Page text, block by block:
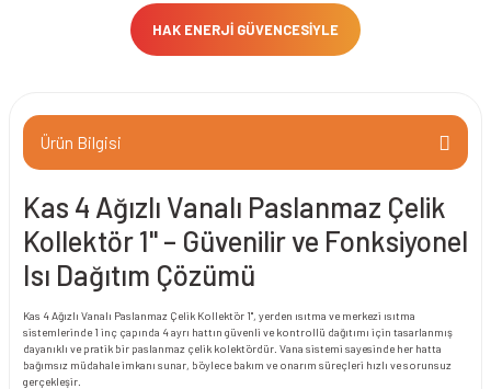
HAK ENERJİ GÜVENCESİYLE
Ürün Bilgisi
Kas 4 Ağızlı Vanalı Paslanmaz Çelik
Kollektör 1" – Güvenilir ve Fonksiyonel
Isı Dağıtım Çözümü
Kas 4 Ağızlı Vanalı Paslanmaz Çelik Kollektör 1", yerden ısıtma ve merkezi ısıtma
sistemlerinde 1 inç çapında 4 ayrı hattın güvenli ve kontrollü dağıtımı için tasarlanmış
dayanıklı ve pratik bir paslanmaz çelik kolektördür. Vana sistemi sayesinde her hatta
bağımsız müdahale imkanı sunar, böylece bakım ve onarım süreçleri hızlı ve sorunsuz
gerçekleşir.